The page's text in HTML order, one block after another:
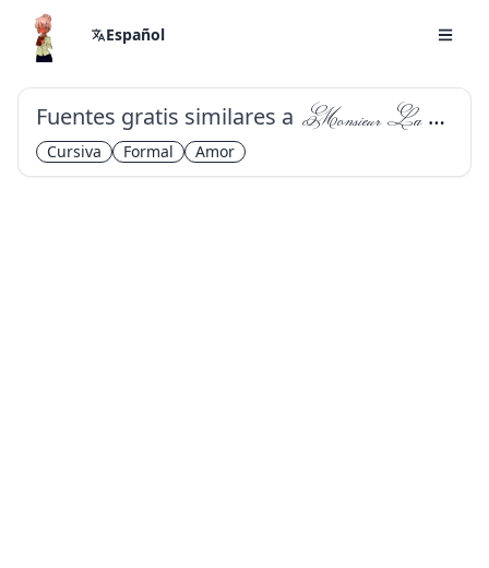
Español
Fuentes gratis similares a Monsieur La Doulaise
Cursiva Formal Amor